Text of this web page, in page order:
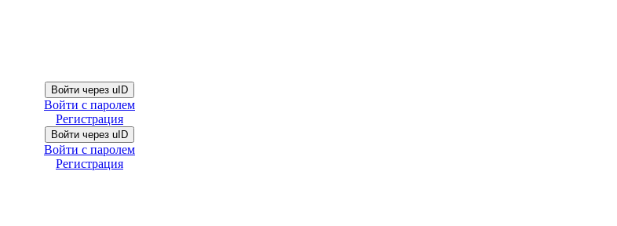
Войти через uID
Войти с паролем
Регистрация
Войти через uID
Войти с паролем
Регистрация